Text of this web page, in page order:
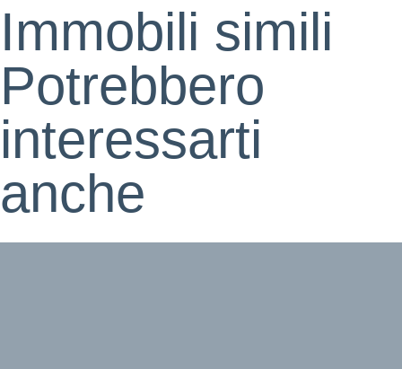
Immobili simili
Potrebbero
interessarti
anche